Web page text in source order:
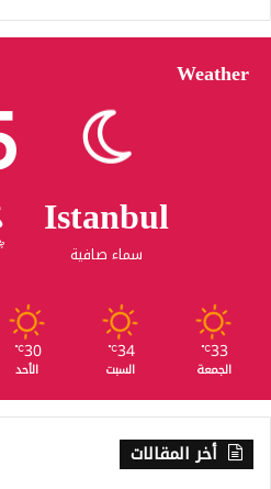
Weather
Istanbul
سماء صافية
33
℃
الجمعة
34
℃
السبت
30
℃
الأحد
أخر المقالات